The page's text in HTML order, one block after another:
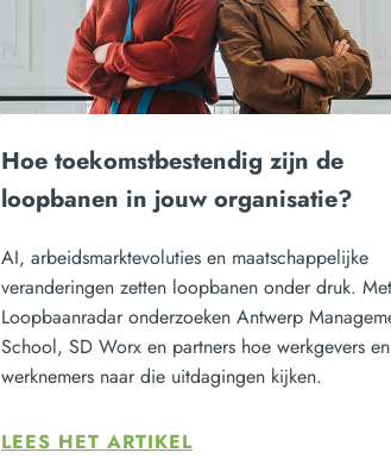
Hoe toekomstbestendig zijn de
loopbanen in jouw organisatie?
AI, arbeidsmarktevoluties en maatschappelijke
veranderingen zetten loopbanen onder druk.
Loopbaanradar onderzoeken Antwerp
School, SD Worx en partners hoe werkgevers en
werknemers naar die uitdagingen kijken.
LEES HET ARTIKEL